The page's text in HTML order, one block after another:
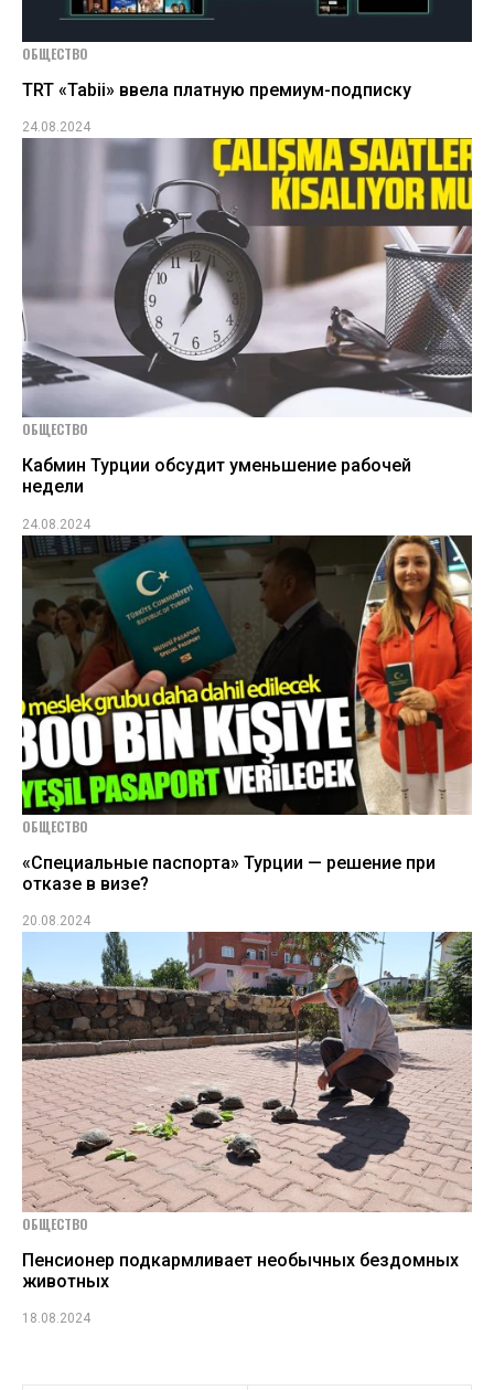
ОБЩЕСТВО
TRT «Tabii» ввела платную премиум-подписку
24.08.2024
ОБЩЕСТВО
Кабмин Турции обсудит уменьшение рабочей
недели
24.08.2024
ОБЩЕСТВО
«Специальные паспорта» Турции — решение при
отказе в визе?
20.08.2024
ОБЩЕСТВО
Пенсионер подкармливает необычных бездомных
животных
18.08.2024